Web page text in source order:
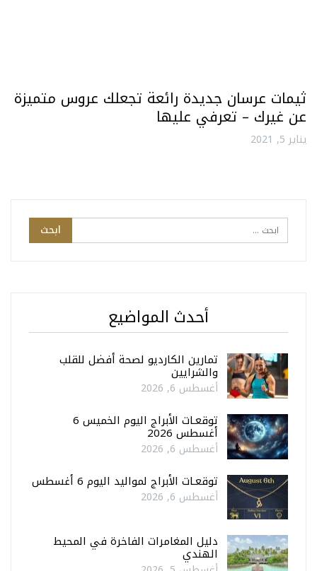
ثيمات عرسان جديدة رائعة تجعلك عروس متميزة
عن غيرك – تعرفي عليها
يناير 5, 2021
أحدث المواضيع
تمارين الكارديو لصحة أفضل للقلب
والشرايين
أغسطس 6, 2026
توقعـات الأبراج اليوم الخميس 6
أغسطس 2026
أغسطس 6, 2026
توقعـات الأبراج لمواليد اليوم 6 أغسطس
أغسطس 6, 2026
دليل المغامرات الفاخرة في المحيط
الهندي